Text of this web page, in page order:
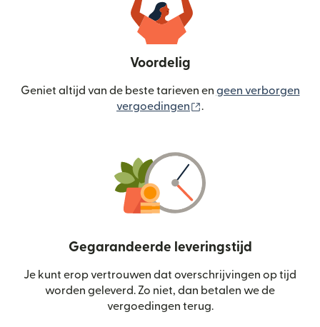
Voordelig
Geniet altijd van de beste tarieven en geen verborgen
vergoedingen
.
Gegarandeerde leveringstijd
Je kunt erop vertrouwen dat overschrijvingen op tijd
worden geleverd. Zo niet, dan betalen we de
vergoedingen terug.